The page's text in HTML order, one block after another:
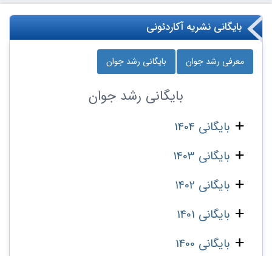
بایگانی نشریه آکاردئونی
معرفی رشد جوان بایگانی رشد جوان
بایگانی رشد جوان
بایگانی 1404
بایگانی 1403
بایگانی 1402
بایگانی 1401
بایگانی 1400